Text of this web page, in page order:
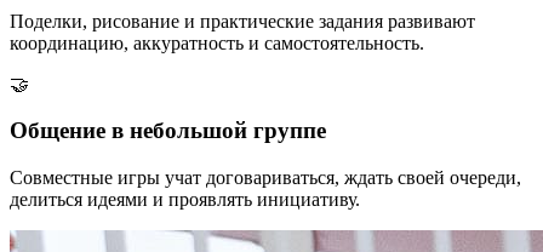
Поделки, рисование и практические задания развивают
координацию, аккуратность и самостоятельность.
🤝
Общение в небольшой группе
Совместные игры учат договариваться, ждать своей очереди,
делиться идеями и проявлять инициативу.